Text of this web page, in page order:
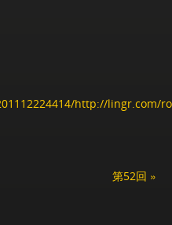
http://lingr.com/
第52回 »